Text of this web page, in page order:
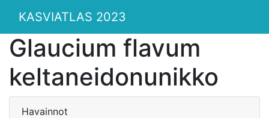
KASVIATLAS 2023
Glaucium flavum
keltaneidonunikko
Havainnot